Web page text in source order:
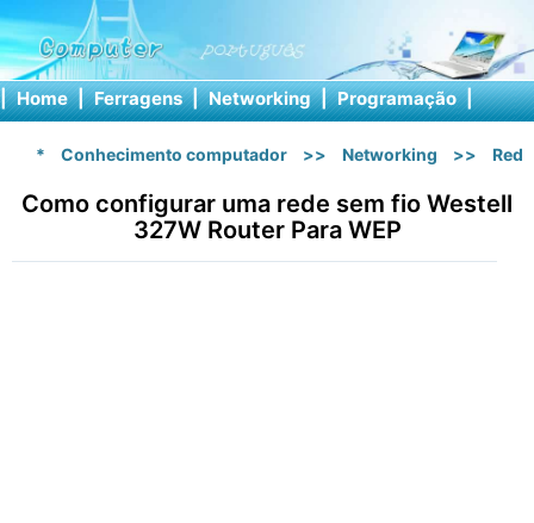
| Home | Ferragens | Networking | Programação |
* Conhecimento computador >> Networking >>
Como configurar uma rede sem fio Westell
327W Router Para WEP